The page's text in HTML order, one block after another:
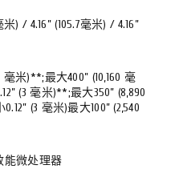
米) / 4.16” (105.7毫米) / 4.16”
毫米)**;最大400” (10,160 毫
(3 毫米)**;最大350” (8,890
(3 毫米)最大100” (2,540
能微处理器